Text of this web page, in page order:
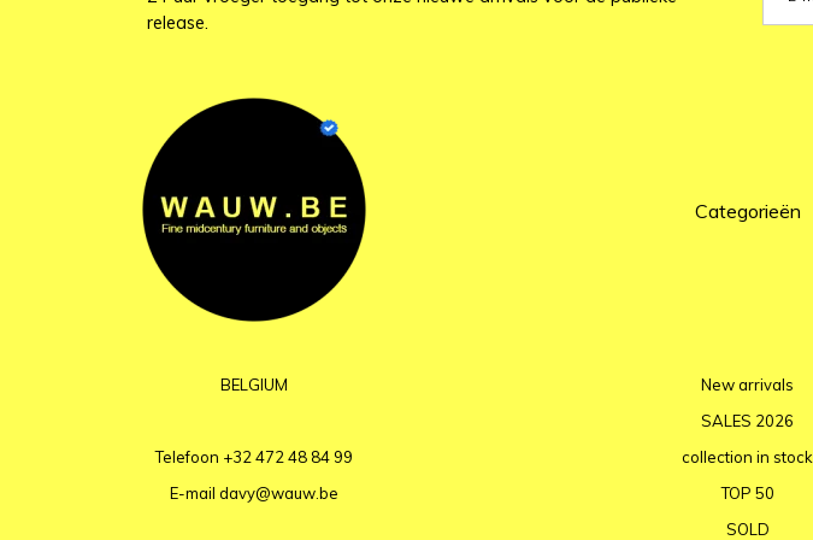
release.
BELGIUM
Telefoon +32 472 48 84 99
E-mail davy@wauw.be
Categorieën
New arrivals
SALES 2026
collection in stock
TOP 50
SOLD